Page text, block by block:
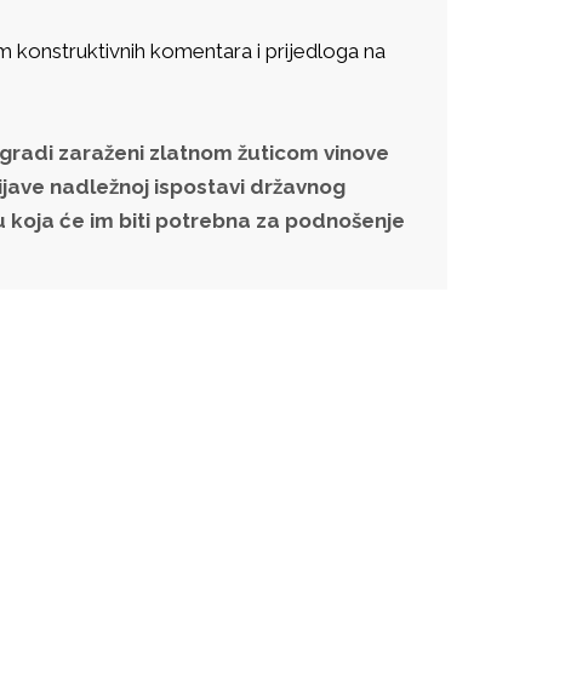
konstruktivnih komentara i prijedloga na
zaraženi zlatnom žuticom vinove
nadležnoj ispostavi državnog
će im biti potrebna za podnošenje